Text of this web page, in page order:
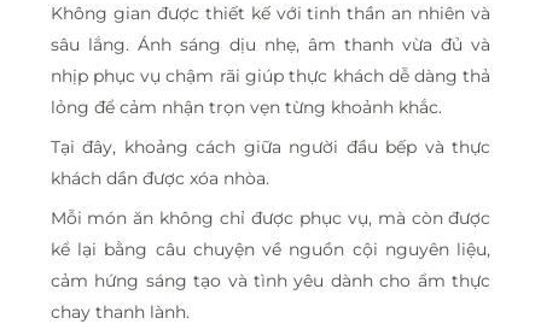
Không gian được thiết kế với tinh thần an nhiên và
sâu lắng. Ánh sáng dịu nhẹ, âm thanh vừa đủ và
nhịp phục vụ chậm rãi giúp thực khách dễ dàng thả
lỏng để cảm nhận trọn vẹn từng khoảnh khắc.
Tại đây, khoảng cách giữa người đầu bếp và thực
khách dần được xóa nhòa.
Mỗi món ăn không chỉ được phục vụ, mà còn được
kể lại bằng câu chuyện về nguồn cội nguyên liệu,
cảm hứng sáng tạo và tình yêu dành cho ẩm thực
chay thanh lành.